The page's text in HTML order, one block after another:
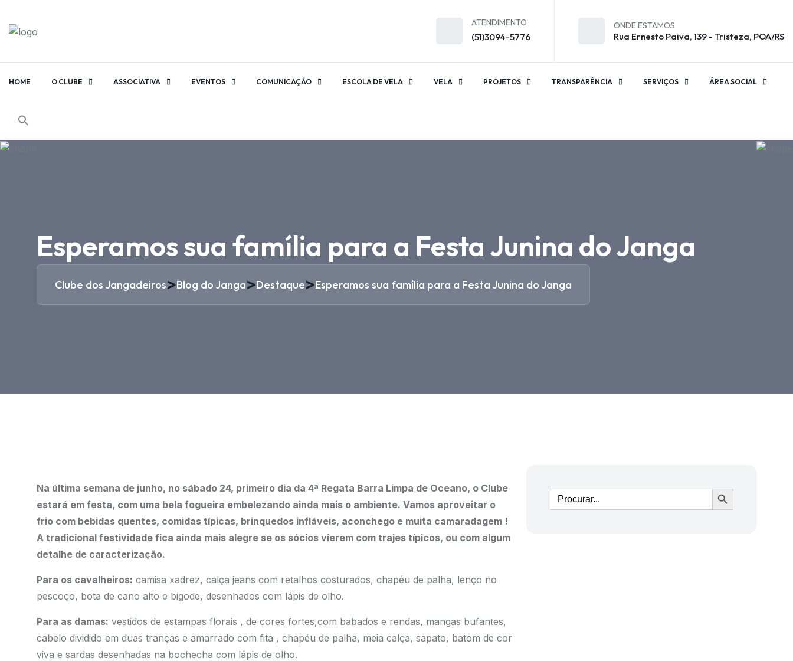
ATENDIMENTO
(51)3094-5776
ONDE ESTAMOS
Rua Ernesto Paiva, 139 - Tristeza, POA/RS
HOME O CLUBE ASSOCIATIVA EVENTOS COMUNICAÇÃO ESCOLA DE VELA VELA PROJETOS TRANSPARÊNCIA SERVIÇOS ÁREA SOCIAL
Esperamos sua família para a Festa Junina do Janga
Clube dos Jangadeiros>Blog do Janga>Destaque>Esperamos sua família para a Festa Junina do Janga
Na última semana de junho, no sábado 24, primeiro dia da 4ª Regata Barra Limpa de Oceano, o Clube
estará em festa, com uma bela fogueira embelezando ainda mais o ambiente. Vamos aproveitar o
frio com bebidas quentes, comidas típicas, brinquedos infláveis, aconchego e muita camaradagem !
A tradicional festividade fica ainda mais alegre se os sócios vierem com trajes típicos, ou com algum
detalhe de caracterização.
Para os cavalheiros: camisa xadrez, calça jeans com retalhos costurados, chapéu de palha, lenço no
pescoço, bota de cano alto e bigode, desenhados com lápis de olho.
Para as damas: vestidos de estampas florais , de cores fortes,com babados e rendas, mangas bufantes,
cabelo dividido em duas tranças e amarrado com fita , chapéu de palha, meia calça, sapato, batom de cor
viva e sardas desenhadas na bochecha com lápis de olho.
Ir